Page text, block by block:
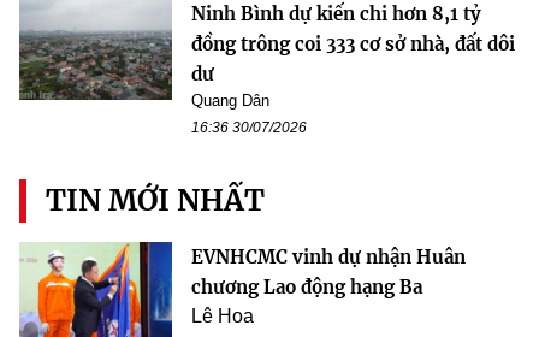
Ninh Bình dự kiến chi hơn 8,1 tỷ
đồng trông coi 333 cơ sở nhà, đất dôi
dư
Quang Dân
16:36 30/07/2026
TIN MỚI NHẤT
EVNHCMC vinh dự nhận Huân
chương Lao động hạng Ba
Lê Hoa